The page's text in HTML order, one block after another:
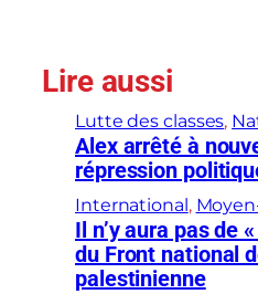
Lire aussi
Lutte des classes,
Alex arrêté à
répression
International ,
Il n’y aura pas de
du Front national
palestinienne